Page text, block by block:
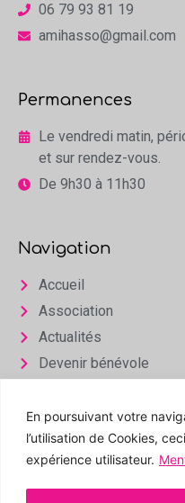
En poursuivant votre
l’utilisation de Cookies,
expérience utilisateur.
06 79 93 81 19
amihasso@gmail.com
Permanences
Le vendredi matin,
et sur rendez-vous.
De 9h30 à 11h30
Navigation
Accueil
Association
Actualités
Devenir bénévole
Espace privé